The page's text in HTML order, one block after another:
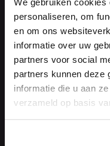
personaliseren, om
en om ons
informatie over uw
partners voor social
partners kunnen deze
informatie die u aan
verzameld op basis
Vestiging Maasdijk
De Vierde Hoeve 10
2676 CN Maasdijk
NEEM CONTACT